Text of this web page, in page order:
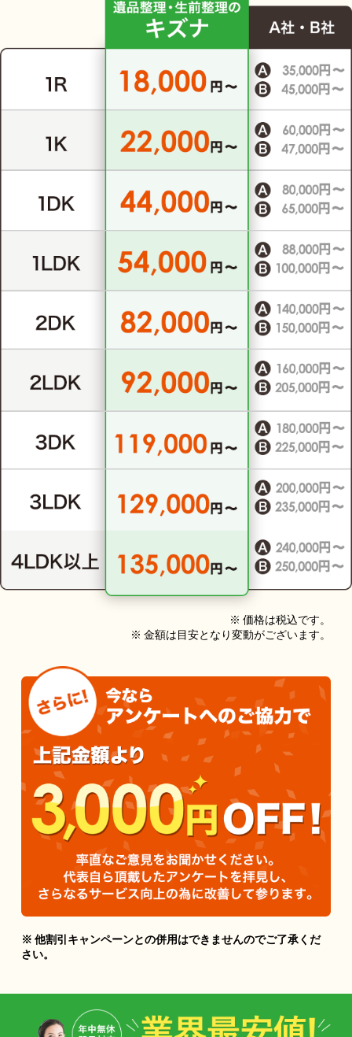
※ 価格は税込です。
※ 金額は目安となり変動がございます。
※ 他割引キャンペーンとの併用はできませんのでご了承くだ
さい。